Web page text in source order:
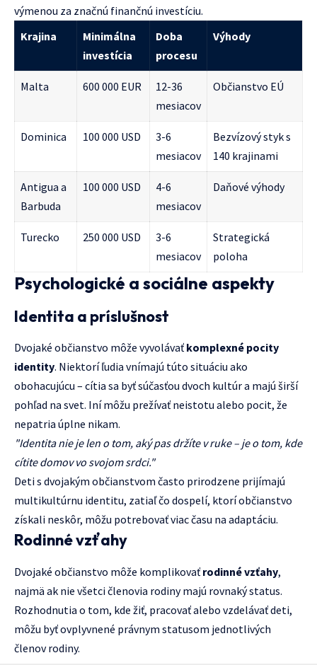
výmenou za značnú finančnú investíciu.
Krajina
Minimálna
investícia
Doba
procesu
Výhody
Malta 600 000 EUR
12-36
mesiacov
Občianstvo EÚ
Dominica 100 000 USD
3-6
mesiacov
Bezvízový styk s
140 krajinami
Antigua a
Barbuda
100 000 USD
4-6
mesiacov
Daňové výhody
Turecko 250 000 USD
3-6
mesiacov
Strategická
poloha
Psychologické a sociálne aspekty
Identita a príslušnost
Dvojaké občianstvo môže vyvolávať komplexné pocity
identity. Niektorí ľudia vnímajú túto situáciu ako
obohacujúcu – cítia sa byť súčasťou dvoch kultúr a majú širší
pohľad na svet. Iní môžu prežívať neistotu alebo pocit, že
nepatria úplne nikam.
"Identita nie je len o tom, aký pas držíte v ruke – je o tom, kde
cítite domov vo svojom srdci."
Deti s dvojakým občianstvom často prirodzene prijímajú
multikultúrnu identitu, zatiaľ čo dospelí, ktorí občianstvo
získali neskôr, môžu potrebovať viac času na adaptáciu.
Rodinné vzťahy
Dvojaké občianstvo môže komplikovať rodinné vzťahy,
najmä ak nie všetci členovia rodiny majú rovnaký status.
Rozhodnutia o tom, kde žiť, pracovať alebo vzdelávať deti,
môžu byť ovplyvnené právnym statusom jednotlivých
členov rodiny.